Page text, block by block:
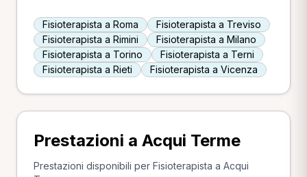
Fisioterapista a Roma
Fisioterapista a Treviso
Fisioterapista a Rimini
Fisioterapista a Milano
Fisioterapista a Torino
Fisioterapista a Terni
Fisioterapista a Rieti
Fisioterapista a Vicenza
Prestazioni a Acqui Terme
Prestazioni disponibili per Fisioterapista a Acqui